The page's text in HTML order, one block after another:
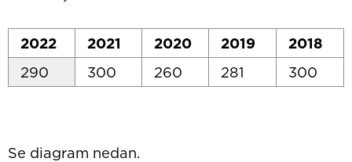
2022 2021 2020 2019
2018
290
300 260 281 300
Se diagram nedan.